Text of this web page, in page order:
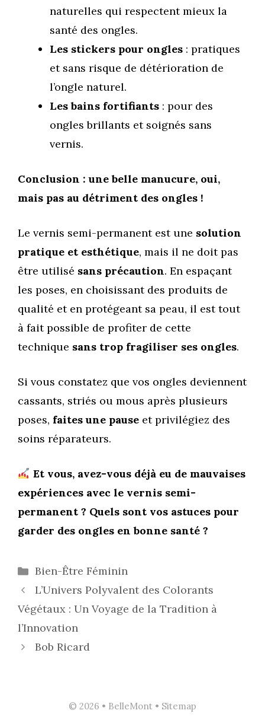
naturelles qui respectent mieux la
santé des ongles.
Les stickers pour ongles : pratiques
et sans risque de détérioration de
l’ongle naturel.
Les bains fortifiants : pour des
ongles brillants et soignés sans
vernis.
Conclusion : une belle manucure, oui,
mais pas au détriment des ongles !
Le vernis semi-permanent est une solution
pratique et esthétique, mais il ne doit pas
être utilisé sans précaution. En espaçant
les poses, en choisissant des produits de
qualité et en protégeant sa peau, il est tout
à fait possible de profiter de cette
technique sans trop fragiliser ses ongles.
Si vous constatez que vos ongles deviennent
cassants, striés ou mous après plusieurs
poses, faites une pause et privilégiez des
soins réparateurs.
Et vous, avez-vous déjà eu de mauvaises
expériences avec le vernis semi-
permanent ? Quels sont vos astuces pour
garder des ongles en bonne santé ?
Catégories
Bien-Être Féminin
L’Univers Polyvalent des Colorants
Végétaux : Un Voyage de la Tradition à
l’Innovation
Bob Ricard
© 2026 • BelleMont • Sitemap